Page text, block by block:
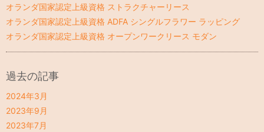
オランダ国家認定上級資格 ストラクチャーリース
オランダ国家認定上級資格 ADFA シングルフラワー ラッピング
オランダ国家認定上級資格 オープンワークリース モダン
過去の記事
2024年3月
2023年9月
2023年7月